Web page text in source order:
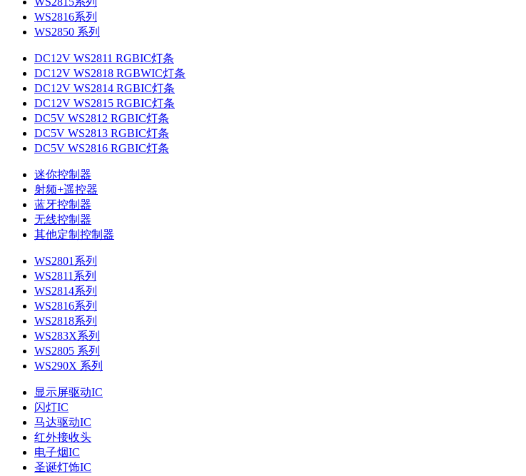
WS2816系列
WS2850 系列
DC12V WS2811 RGBIC灯条
DC12V WS2818 RGBWIC灯条
DC12V WS2814 RGBIC灯条
DC12V WS2815 RGBIC灯条
DC5V WS2812 RGBIC灯条
DC5V WS2813 RGBIC灯条
DC5V WS2816 RGBIC灯条
迷你控制器
射频+遥控器
蓝牙控制器
无线控制器
其他定制控制器
WS2801系列
WS2811系列
WS2814系列
WS2816系列
WS2818系列
WS283X系列
WS2805 系列
WS290X 系列
显示屏驱动IC
闪灯IC
马达驱动IC
红外接收头
电子烟IC
圣诞灯饰IC